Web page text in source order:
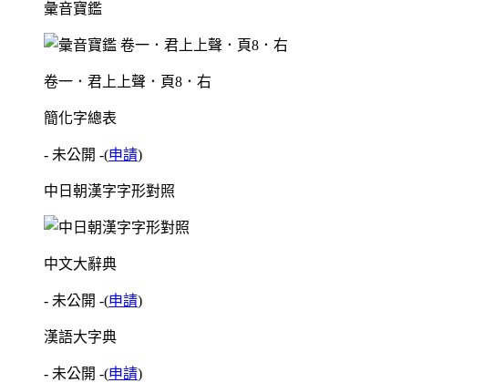
彙音寶鑑
卷一．君上上聲．頁8．右
簡化字總表
- 未公開 -(申請)
中日朝漢字字形對照
中文大辭典
- 未公開 -(申請)
漢語大字典
- 未公開 -(申請)